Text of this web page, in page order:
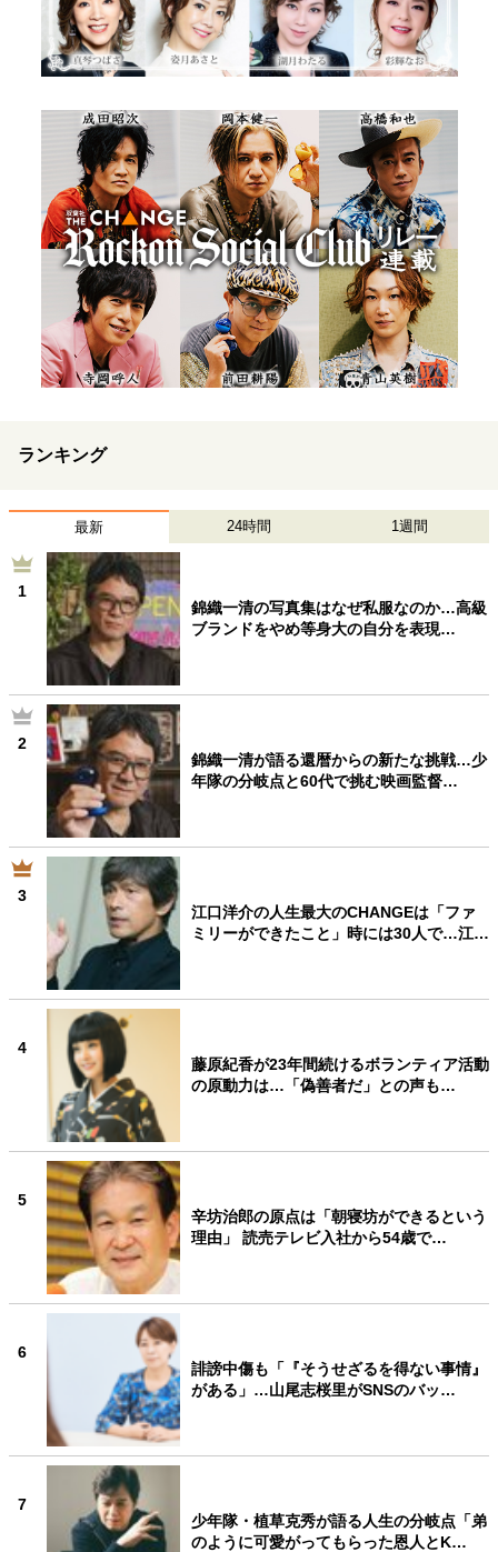
ランキング
最新 24時間 1週間
1
錦織一清の写真集はなぜ私服なのか…高級
ブランドをやめ等身大の自分を表現…
2
錦織一清が語る還暦からの新たな挑戦…少
年隊の分岐点と60代で挑む映画監督…
3
江口洋介の人生最大のCHANGEは「ファ
ミリーができたこと」時には30人で…江…
4
藤原紀香が23年間続けるボランティア活動
の原動力は…「偽善者だ」との声も…
5
辛坊治郎の原点は「朝寝坊ができるという
理由」 読売テレビ入社から54歳で…
6
誹謗中傷も「『そうせざるを得ない事情』
がある」…山尾志桜里がSNSのバッ…
7
少年隊・植草克秀が語る人生の分岐点「弟
のように可愛がってもらった恩人とK…